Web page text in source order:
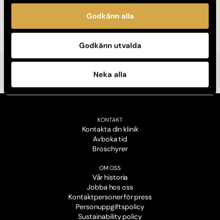
Godkänn alla
Godkänn utvalda
Neka alla
KONTAKT
Kontakta din klinik
Avboka tid
Broschyrer
OM OSS
Vår historia
Jobba hos oss
Kontaktpersoner för press
Personuppgiftspolicy
Sustainability policy